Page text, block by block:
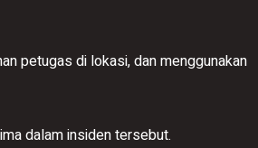
petugas di lokasi, dan menggunakan
dalam insiden tersebut.